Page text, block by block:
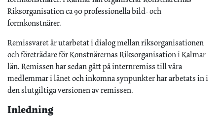
Riksorganisation ca 90 professionella bild- och
formkonstnärer.
Remissvaret är utarbetat i dialog mellan riksorganisationen
och företrädare för Konstnärernas Riksorganisation i Kalmar
län. Remissen har sedan gått på internremiss till våra
medlemmar i länet och inkomna synpunkter har arbetats in i
den slutgiltiga versionen av remissen.
Inledning